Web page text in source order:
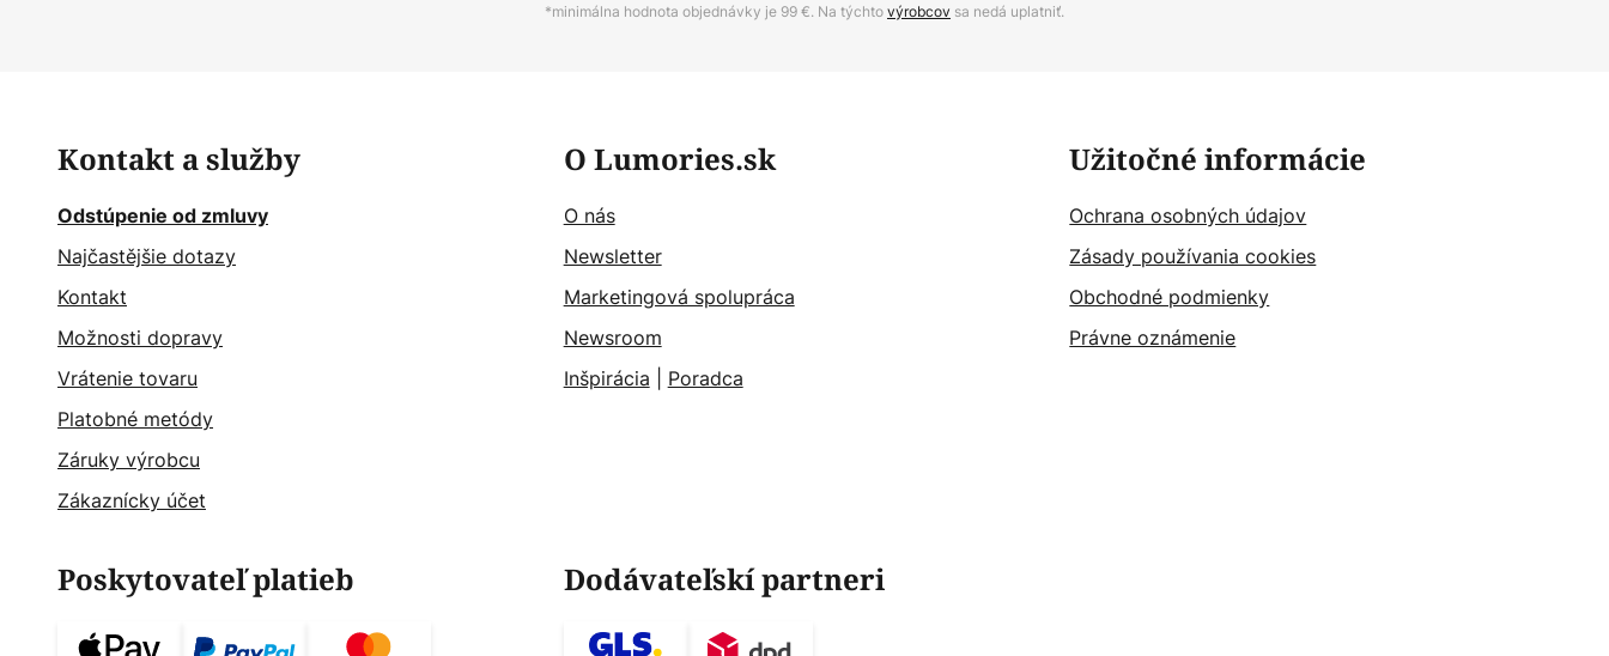
*minimálna hodnota objednávky je 99 €. Na týchtovýrobcov sa nedá uplatniť.
Kontakt a služby
Odstúpenie od zmluvy
Najčastějšie dotazy
Kontakt
Možnosti dopravy
Vrátenie tovaru
Platobné metódy
Záruky výrobcu
Zákaznícky účet
O Lumories.sk
O nás
Newsletter
Marketingová spolupráca
Newsroom
Inšpirácia
Poradca
Užitočné informácie
Ochrana osobných údajov
Zásady používania cookies
Obchodné podmienky
Právne oznámenie
Poskytovateľ platieb Dodávateľskí partneri